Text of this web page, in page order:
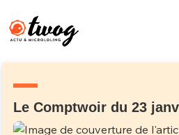
Le Comptwoir du 23
Bienvenue !
JE M'INSCRIS
PSEUDO*
Que souhaitez-